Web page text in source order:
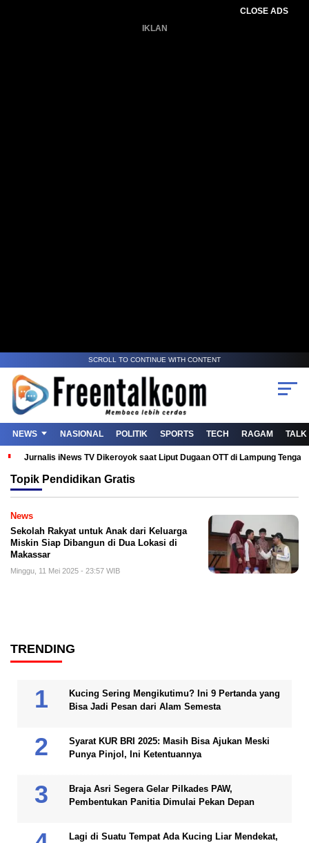
CLOSE ADS
IKLAN
SCROLL TO CONTINUE WITH CONTENT
NEWS NASIONAL POLITIK SPORTS TECH RAGAM TALK
Jurnalis iNews TV Dikeroyok saat Liput Dugaan OTT di Lampung
Topik Pendidikan Gratis
News
Sekolah Rakyat untuk Anak dari Keluarga
Miskin Siap Dibangun di Dua Lokasi di
Makassar
Minggu, 11 Mei 2025 - 23:57 WIB
TRENDING
Kucing Sering Mengikutimu? Ini 9 Pertanda yang
Bisa Jadi Pesan dari Alam Semesta
Syarat KUR BRI 2025: Masih Bisa Ajukan Meski
Punya Pinjol, Ini Ketentuannya
Braja Asri Segera Gelar Pilkades PAW,
Pembentukan Panitia Dimulai Pekan Depan
Lagi di Suatu Tempat Ada Kucing Liar Mendekat,